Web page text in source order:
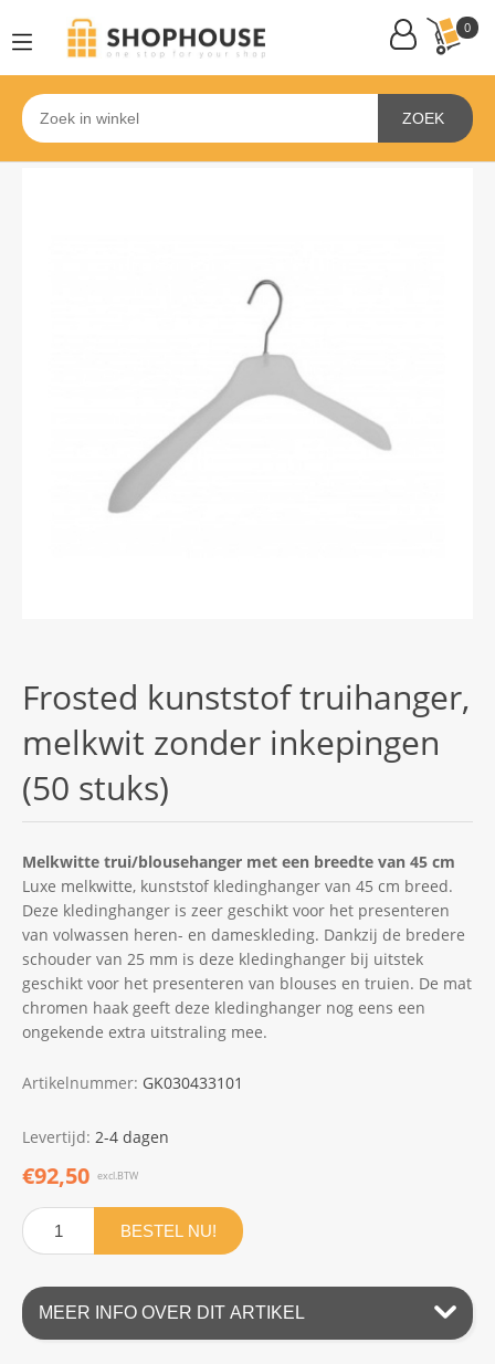
0
ZOEK
Frosted kunststof truihanger,
melkwit zonder inkepingen
(50 stuks)
Melkwitte trui/blousehanger met een breedte van 45 cm
Luxe melkwitte, kunststof kledinghanger van 45 cm breed.
Deze kledinghanger is zeer geschikt voor het presenteren
van volwassen heren- en dameskleding. Dankzij de bredere
schouder van 25 mm is deze kledinghanger bij uitstek
geschikt voor het presenteren van blouses en truien. De mat
chromen haak geeft deze kledinghanger nog eens een
ongekende extra uitstraling mee.
Artikelnummer: GK030433101
Levertijd: 2-4 dagen
€92,50 excl.BTW
BESTEL NU!
MEER INFO OVER DIT ARTIKEL